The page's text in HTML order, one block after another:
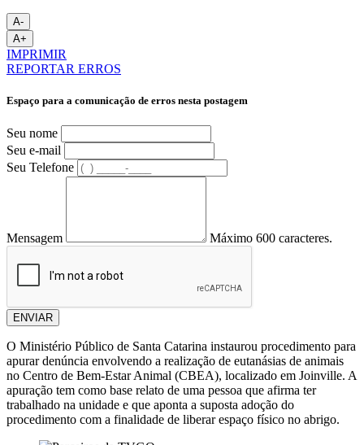
A-
A+
IMPRIMIR
REPORTAR ERROS
Espaço para a comunicação de erros nesta postagem
Seu nome
Seu e-mail
Seu Telefone
Mensagem Máximo 600 caracteres.
ENVIAR
O Ministério Público de Santa Catarina instaurou procedimento para
apurar denúncia envolvendo a realização de eutanásias de animais
no Centro de Bem-Estar Animal (CBEA), localizado em Joinville. A
apuração tem como base relato de uma pessoa que afirma ter
trabalhado na unidade e que aponta a suposta adoção do
procedimento com a finalidade de liberar espaço físico no abrigo.